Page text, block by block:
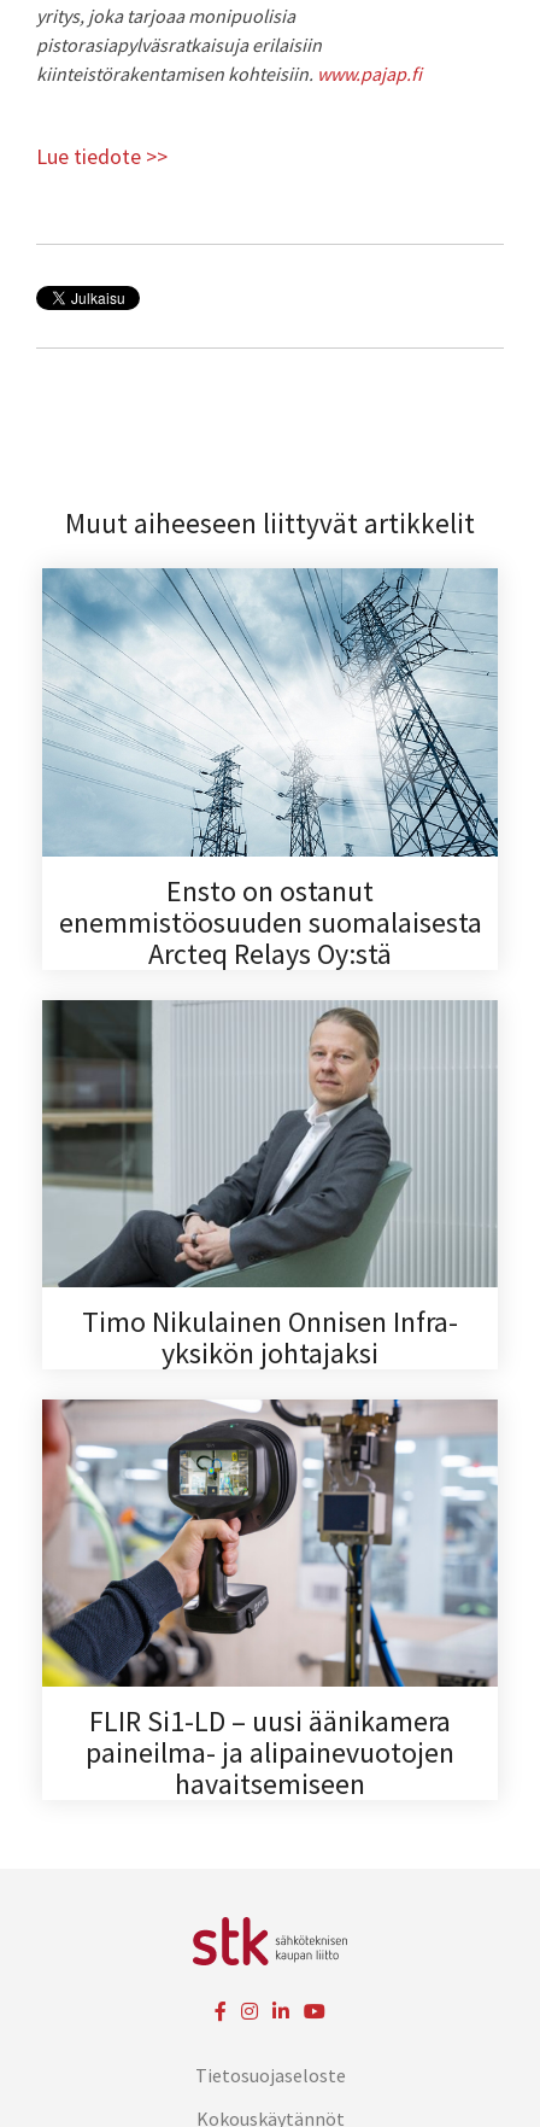
yritys, joka tarjoaa monipuolisia
pistorasiapylväsratkaisuja erilaisiin
kiinteistörakentamisen kohteisiin. www.pajap.fi
Lue tiedote >>
Muut aiheeseen liittyvät artikkelit
Ensto on ostanut
enemmistöosuuden suomalaisesta
Arcteq Relays Oy:stä
Timo Nikulainen Onnisen Infra-
yksikön johtajaksi
FLIR Si1-LD – uusi äänikamera
paineilma- ja alipainevuotojen
havaitsemiseen
Tietosuojaseloste
Kokouskäytännöt